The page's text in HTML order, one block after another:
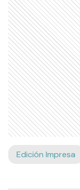
Edición Impresa